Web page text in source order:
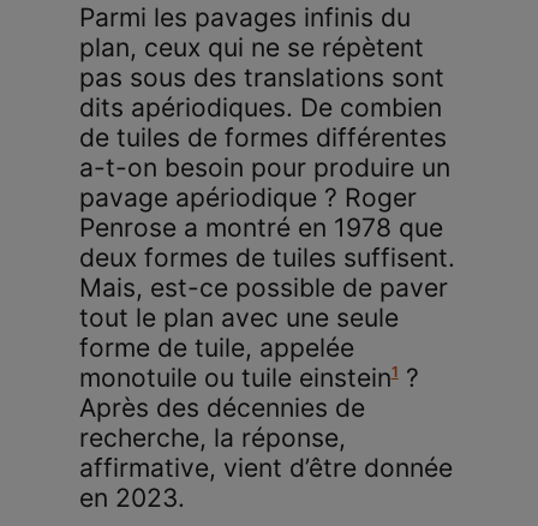
Parmi les pavages infinis du
plan, ceux qui ne se répètent
pas sous des translations sont
dits apériodiques. De combien
de tuiles de formes différentes
a-t-on besoin pour produire un
pavage apériodique ? Roger
Penrose a montré en 1978 que
deux formes de tuiles suffisent.
Mais, est-ce possible de paver
tout le plan avec une seule
forme de tuile, appelée
monotuile ou tuile einstein1?
Après des décennies de
recherche, la réponse,
affirmative, vient d’être donnée
en 2023.